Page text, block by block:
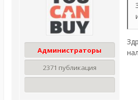
Администраторы
2371 публикация